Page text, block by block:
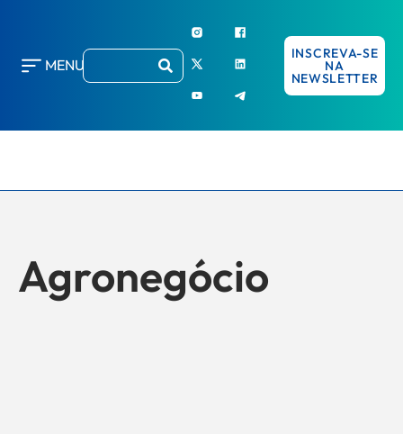
MENU
INSCREVA-SE
NA
NEWSLETTER
Agronegócio